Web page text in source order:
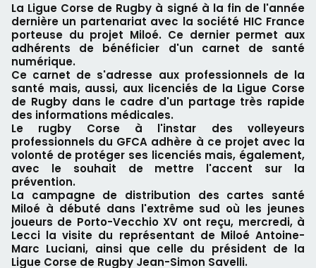
La Ligue Corse de Rugby à signé à la fin de l'année
dernière un partenariat avec la société HIC France
porteuse du projet Miloé. Ce dernier permet aux
adhérents de bénéficier d'un carnet de santé
numérique.
Ce carnet de s'adresse aux professionnels de la
santé mais, aussi, aux licenciés de la Ligue Corse
de Rugby dans le cadre d'un partage très rapide
des informations médicales.
Le rugby Corse à l'instar des volleyeurs
professionnels du GFCA adhère à ce projet avec la
volonté de protéger ses licenciés mais, également,
avec le souhait de mettre l'accent sur la
prévention.
La campagne de distribution des cartes santé
Miloé à débuté dans l'extrême sud où les jeunes
joueurs de Porto-Vecchio XV ont reçu, mercredi, à
Lecci la visite du représentant de Miloé Antoine-
Marc Luciani, ainsi que celle du président de la
Ligue Corse de Rugby Jean-Simon Savelli.